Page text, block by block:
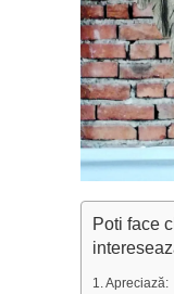
Poti face
Apreciază: